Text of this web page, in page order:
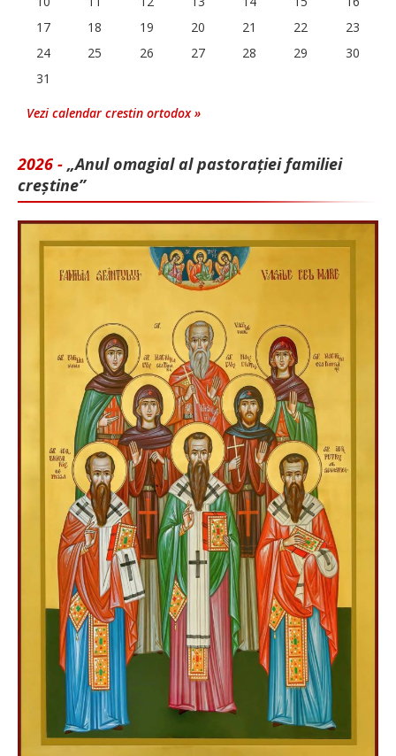
17
18 19 20 21 22
23
24
25 26 27 28 29
30
31
Vezi calendar crestin ortodox »
2026 - „Anul omagial al pastorației familiei
creștine”